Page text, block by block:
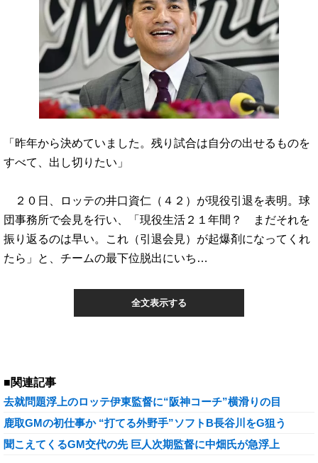
「昨年から決めていました。残り試合は自分の出せるものを
すべて、出し切りたい」
２０日、ロッテの井口資仁（４２）が現役引退を表明。球
団事務所で会見を行い、「現役生活２１年間？ まだそれを
振り返るのは早い。これ（引退会見）が起爆剤になってくれ
たら」と、チームの最下位脱出にいち…
全文表示する
■関連記事
去就問題浮上のロッテ伊東監督に“阪神コーチ”横滑りの目
鹿取GMの初仕事か “打てる外野手”ソフトB長谷川をG狙う
聞こえてくるGM交代の先 巨人次期監督に中畑氏が急浮上